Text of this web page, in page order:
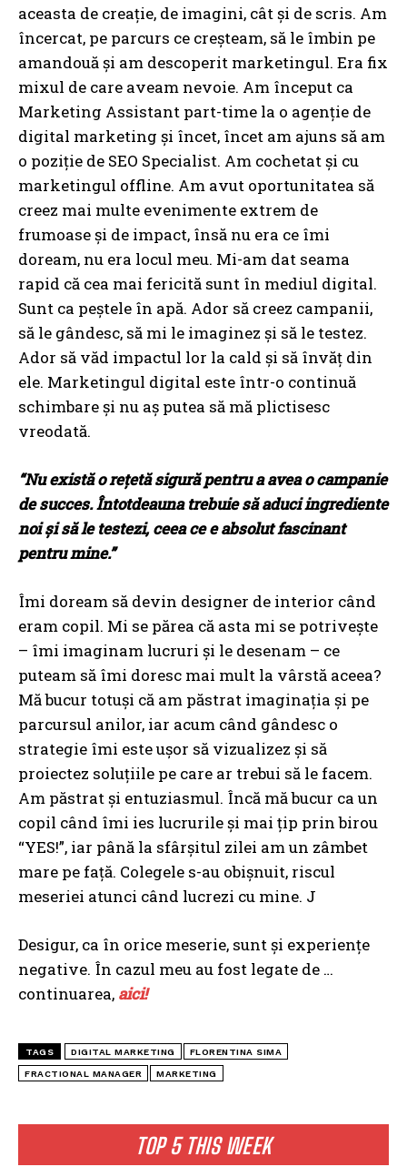
TOP 5 THIS WEEK
aceasta de creație, de imagini, cât și de scris. Am
încercat, pe parcurs ce creșteam, să le îmbin pe
amandouă și am descoperit marketingul. Era fix
mixul de care aveam nevoie. Am început ca
Marketing Assistant part-time la o agenție de
digital marketing și încet, încet am ajuns să am
o poziție de SEO Specialist. Am cochetat și cu
marketingul offline. Am avut oportunitatea să
creez mai multe evenimente extrem de
frumoase și de impact, însă nu era ce îmi
doream, nu era locul meu. Mi-am dat seama
rapid că cea mai fericită sunt în mediul digital.
Sunt ca peștele în apă. Ador să creez campanii,
să le gândesc, să mi le imaginez și să le testez.
Ador să văd impactul lor la cald și să învăț din
ele. Marketingul digital este într-o continuă
schimbare și nu aș putea să mă plictisesc
vreodată.
“Nu existăo rețetăsigurăpentru a avea o campanie
de succes. Întotdeauna trebuie săaduci ingrediente
noiși săle testezi, ceea ce e absolut fascinant
pentru mine.”
Îmi doream să devin designer de interior când
eram copil. Mi se părea că asta mi se potrivește
– îmi imaginam lucruri și le desenam – ce
puteam să îmi doresc mai mult la vârstă aceea?
Mă bucur totuși că am păstrat imaginația și pe
parcursul anilor, iar acum când gândesc o
strategie îmi este ușor să vizualizez și să
proiectez soluțiile pe care ar trebui să le facem.
Am păstrat și entuziasmul. Încă mă bucur ca un
copil când îmi ies lucrurile și mai țip prin birou
“YES!”, iar până la sfârșitul zilei am un zâmbet
mare pe față. Colegele s-au obișnuit, riscul
meseriei atunci când lucrezi cu mine. J
Desigur, ca în orice meserie, sunt și experiențe
negative. În cazul meu au fost legate de …
continuarea, aici!
TAGS DIGITAL MARKETING FLORENTINA SIMA
FRACTIONAL MANAGER MARKETING